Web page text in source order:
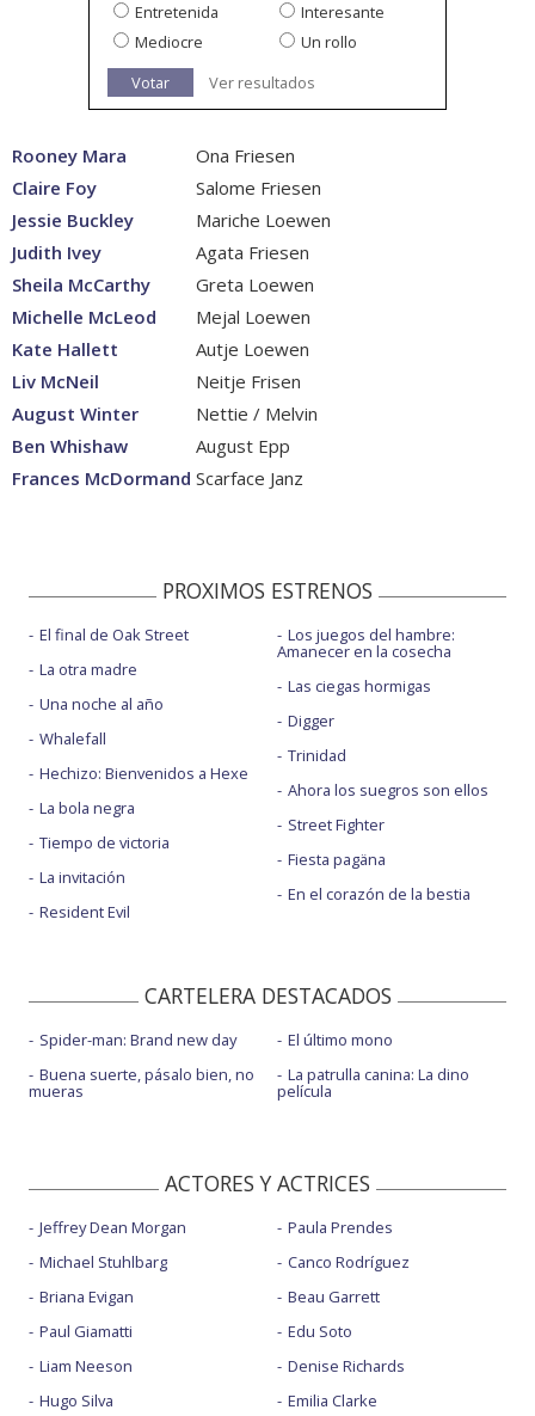
Entretenida
Interesante
Mediocre
Un rollo
Votar
Ver resultados
Rooney Mara
Ona Friesen
Claire Foy
Salome Friesen
Jessie Buckley
Mariche Loewen
Judith Ivey
Agata Friesen
Sheila McCarthy
Greta Loewen
Michelle McLeod
Mejal Loewen
Kate Hallett
Autje Loewen
Liv McNeil
Neitje Frisen
August Winter
Nettie / Melvin
Ben Whishaw
August Epp
Frances McDormand Scarface Janz
PROXIMOS ESTRENOS
El final de Oak Street
La otra madre
Una noche al año
Whalefall
Hechizo: Bienvenidos a Hexe
La bola negra
Tiempo de victoria
La invitación
Resident Evil
Los juegos del hambre:
Amanecer en la cosecha
Las ciegas hormigas
Digger
Trinidad
Ahora los suegros son ellos
Street Fighter
Fiesta pagäna
En el corazón de la bestia
CARTELERA DESTACADOS
Spider-man: Brand new day
Buena suerte, pásalo bien, no
mueras
El último mono
La patrulla canina: La dino
película
ACTORES Y ACTRICES
Jeffrey Dean Morgan
Michael Stuhlbarg
Briana Evigan
Paul Giamatti
Liam Neeson
Hugo Silva
Paula Prendes
Canco Rodríguez
Beau Garrett
Edu Soto
Denise Richards
Emilia Clarke